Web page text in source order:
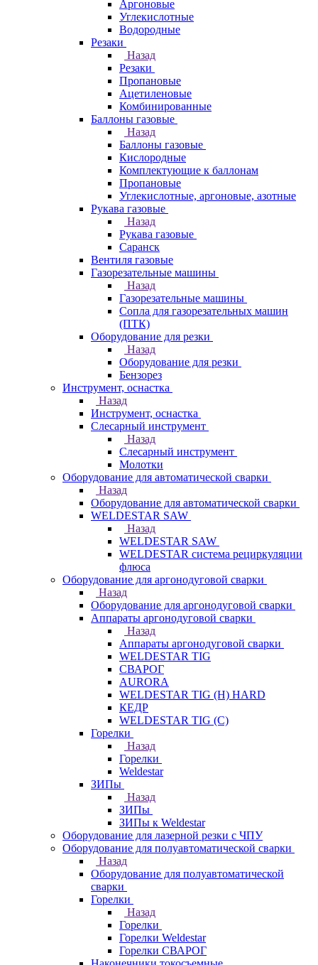
Аргоновые
Углекислотные
Водородные
Резаки
Назад
Резаки
Пропановые
Ацетиленовые
Комбинированные
Баллоны газовые
Назад
Баллоны газовые
Кислородные
Комплектующие к баллонам
Пропановые
Углекислотные, аргоновые, азотные
Рукава газовые
Назад
Рукава газовые
Саранск
Вентиля газовые
Газорезательные машины
Назад
Газорезательные машины
Сопла для газорезательных машин
(ПТК)
Оборудование для резки
Назад
Оборудование для резки
Бензорез
Инструмент, оснастка
Назад
Инструмент, оснастка
Слесарный инструмент
Назад
Слесарный инструмент
Молотки
Оборудование для автоматической сварки
Назад
Оборудование для автоматической сварки
WELDESTAR SAW
Назад
WELDESTAR SAW
WELDESTAR система рециркуляции
флюса
Оборудование для аргонодуговой сварки
Назад
Оборудование для аргонодуговой сварки
Аппараты аргонодуговой сварки
Назад
Аппараты аргонодуговой сварки
WELDESTAR TIG
СВАРОГ
AURORA
WELDESTAR TIG (H) HARD
КЕДР
WELDESTAR TIG (С)
Горелки
Назад
Горелки
Weldestar
ЗИПы
Назад
ЗИПы
ЗИПы к Weldestar
Оборудование для лазерной резки с ЧПУ
Оборудование для полуавтоматической сварки
Назад
Оборудование для полуавтоматической
сварки
Горелки
Назад
Горелки
Горелки Weldestar
Горелки СВАРОГ